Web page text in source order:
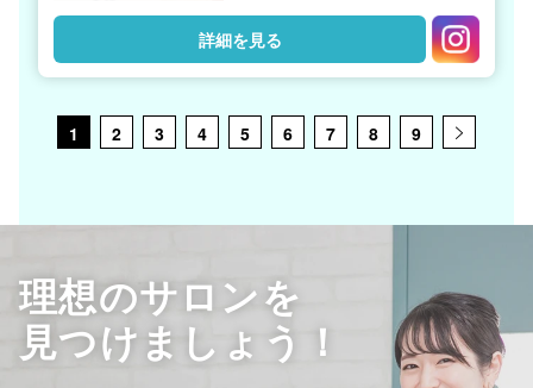
詳細を見る
1 2 3 4 5 6 7 8 9
理想のサロンを
見つけましょう！